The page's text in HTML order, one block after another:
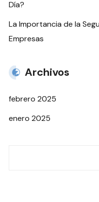
Día?
La Importancia de la
Empresas
Archivos
febrero 2025
enero 2025